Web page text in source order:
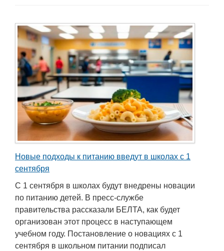
Новые подходы к питанию введут в школах с 1
сентября
С 1 сентября в школах будут внедрены новации
по питанию детей. В пресс-службе
правительства рассказали БЕЛТА, как будет
организован этот процесс в наступающем
учебном году. Постановление о новациях с 1
сентября в школьном питании подписал